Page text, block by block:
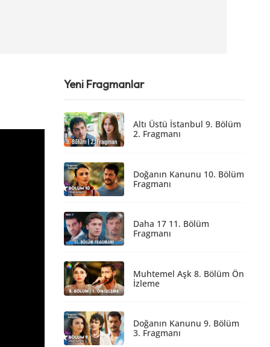
Yeni Fragmanlar
Altı Üstü İstanbul 9. Bölüm
2. Fragmanı
Doğanın Kanunu 10. Bölüm
Fragmanı
Daha 17 11. Bölüm
Fragmanı
Muhtemel Aşk 8. Bölüm Ön
İzleme
Doğanın Kanunu 9. Bölüm
3. Fragmanı